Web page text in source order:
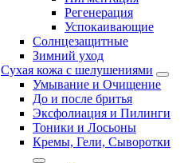
Регенерация
Успокаивающие
Солнцезащитные
Зимний уход
Сухая кожа с шелушениями
Умывание и Очищение
До и после бритья
Эксфолиация и Пилинги
Тоники и Лосьоны
Кремы, Гели, Сыворотки